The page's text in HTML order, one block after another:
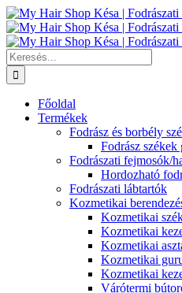
Kihagyás
Keresés...
Főoldal
Termékek
Fodrász és borbély
Fodrász székek
Fodrászati fejmosók/
Hordozható
Fodrászati lábtartók
Kozmetikai
Kozmetikai
Kozmetikai
Kozmetikai
Kozmetikai
Kozmetikai
Várótermi